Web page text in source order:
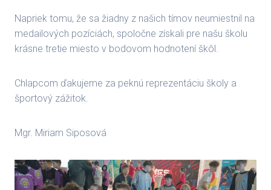
Napriek tomu, že sa žiadny z našich tímov neumiestnil na
medailových pozíciách, spoločne získali pre našu školu
krásne tretie miesto v bodovom hodnotení škôl.
Chlapcom ďakujeme za peknú reprezentáciu školy a
športový zážitok.
Mgr. Miriam Siposová